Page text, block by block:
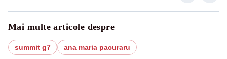
Mai multe articole despre
summit g7 ana maria pacuraru